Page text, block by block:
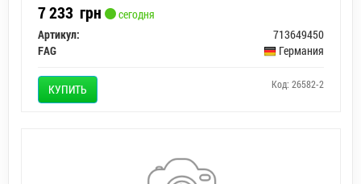
7 233 грн
сегодня
Артикул:
713649450
FAG
Германия
КУПИТЬ Код: 26582-2